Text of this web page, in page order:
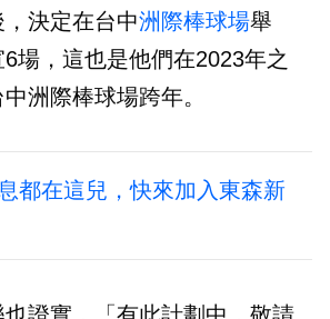
決定在台中洲際棒球場舉
場，這也是他們在2023年之
洲際棒球場跨年。
都在這兒，快來加入東森新